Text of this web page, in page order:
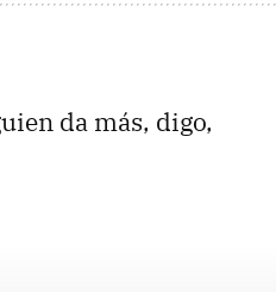
da más, digo,